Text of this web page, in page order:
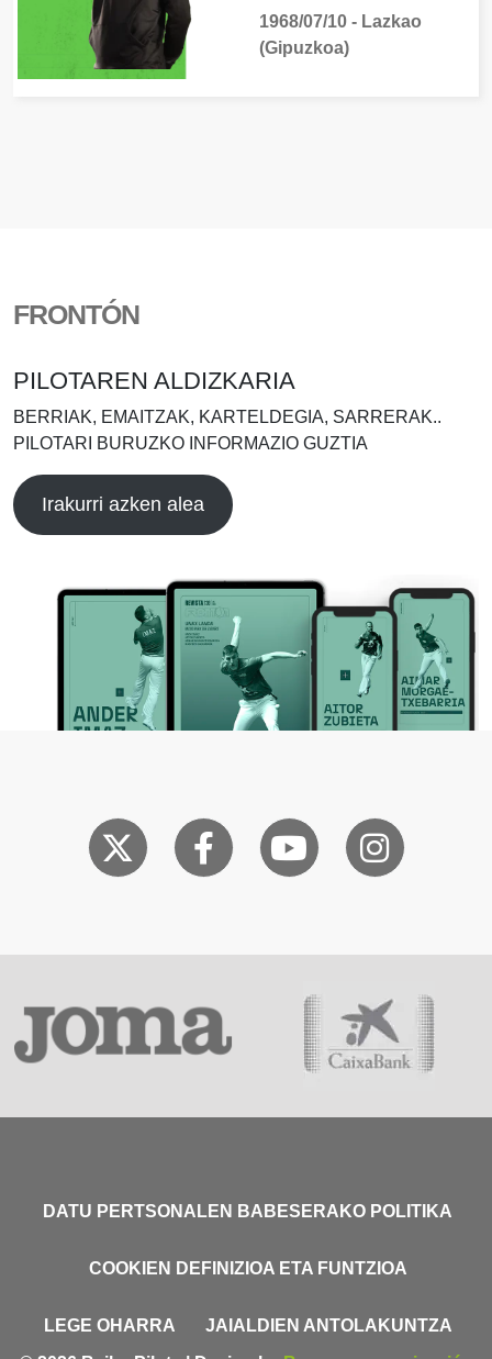
1968/07/10 - Lazkao
(Gipuzkoa)
FRONTÓN
PILOTAREN ALDIZKARIA
BERRIAK, EMAITZAK, KARTELDEGIA, SARRERAK..
PILOTARI BURUZKO INFORMAZIO GUZTIA
Irakurri azken alea
DATU PERTSONALEN BABESERAKO POLITIKA
COOKIEN DEFINIZIOA ETA FUNTZIOA
LEGE OHARRA
JAIALDIEN ANTOLAKUNTZA